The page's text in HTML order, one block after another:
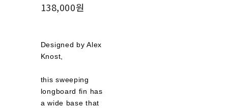
138,000원
Designed by Alex
Knost,
this sweeping
longboard fin has
a wide base that